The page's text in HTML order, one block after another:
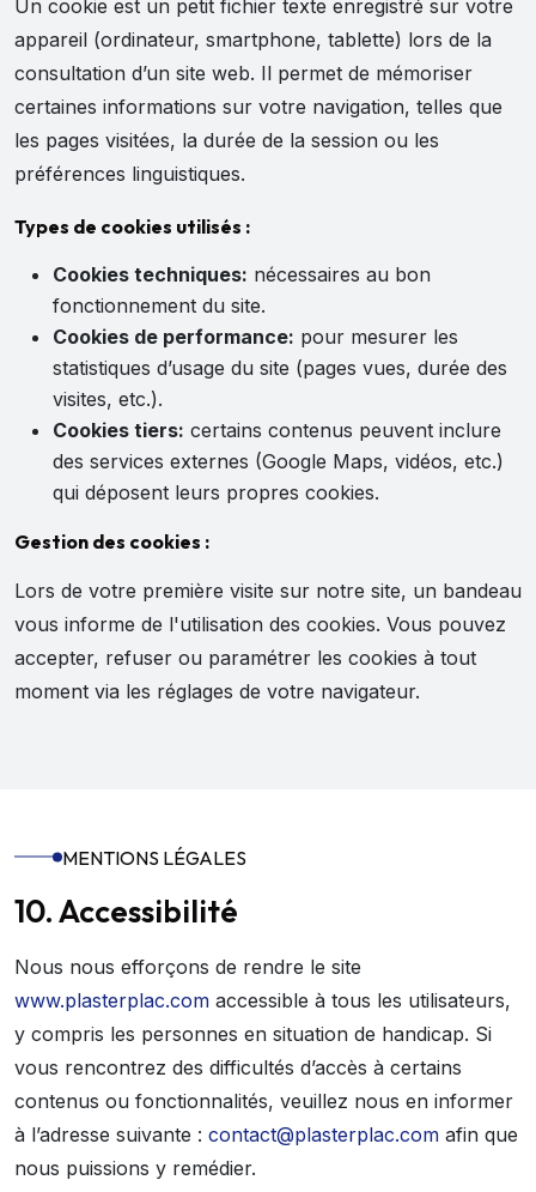
Un cookie est un petit fichier texte enregistré sur votre
appareil (ordinateur, smartphone, tablette) lors de la
consultation d’un site web. Il permet de mémoriser
certaines informations sur votre navigation, telles que
les pages visitées, la durée de la session ou les
préférences linguistiques.
Types de cookies utilisés :
Cookies techniques: nécessaires au bon
fonctionnement du site.
Cookies de performance: pour mesurer les
statistiques d’usage du site (pages vues, durée des
visites, etc.).
Cookies tiers: certains contenus peuvent inclure
des services externes (Google Maps, vidéos, etc.)
qui déposent leurs propres cookies.
Gestion des cookies :
Lors de votre première visite sur notre site, un bandeau
vous informe de l'utilisation des cookies. Vous pouvez
accepter, refuser ou paramétrer les cookies à tout
moment via les réglages de votre navigateur.
MENTIONS LÉGALES
10. Accessibilité
Nous nous efforçons de rendre le site
www.plasterplac.com accessible à tous les utilisateurs,
y compris les personnes en situation de handicap. Si
vous rencontrez des difficultés d’accès à certains
contenus ou fonctionnalités, veuillez nous en informer
à l’adresse suivante : contact@plasterplac.com afin que
nous puissions y remédier.